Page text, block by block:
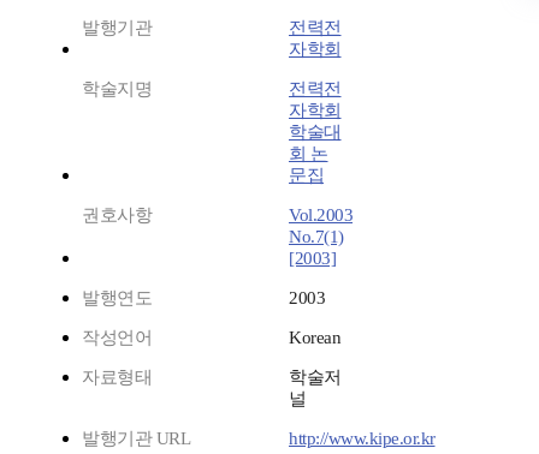
발행기관
전력전
자학회
학술지명
전력전
자학회
학술대
회 논
문집
권호사항
Vol.2003
No.7(1)
[2003]
발행연도 2003
작성언어 Korean
자료형태
학술저
널
발행기관 URL http://www.kipe.or.kr